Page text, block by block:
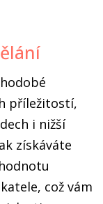
příležitostí,
i nižší
získáváte
což vám